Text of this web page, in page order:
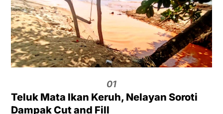
01
Teluk Mata Ikan Keruh, Nelayan Soroti
Dampak Cut and Fill